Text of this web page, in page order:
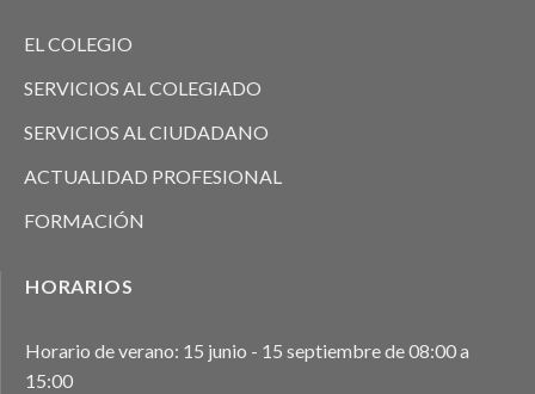
EL COLEGIO
SERVICIOS AL COLEGIADO
SERVICIOS AL CIUDADANO
ACTUALIDAD PROFESIONAL
FORMACIÓN
HORARIOS
Horario de verano: 15 junio - 15 septiembre de 08:00 a
15:00